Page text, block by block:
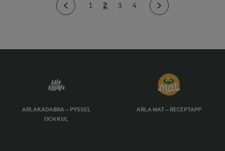
1 2 3 4
ARLAKADABRA – PYSSEL
OCH KUL
ARLA MAT – RECEPTAPP